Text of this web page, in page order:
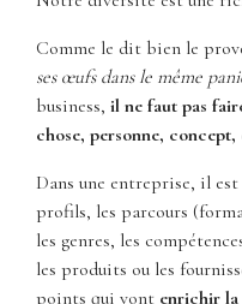
Comme le dit bien le
ses œufs dans le même
business, il ne faut pas
chose, personne,
Dans une entreprise, il
profils, les parcours
les genres, les
les produits ou les
points qui vont enrichir